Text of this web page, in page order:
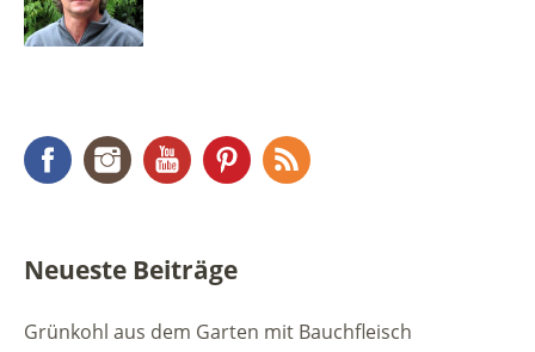
FacebookInstagramYouTubePinterest
Neueste Beiträge
Grünkohl aus dem Garten mit Bauchfleisch